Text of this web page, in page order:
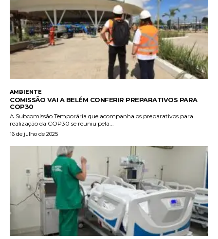
AMBIENTE
COMISSÃO VAI A BELÉM CONFERIR PREPARATIVOS PARA
COP30
A Subcomissão Temporária que acompanha os preparativos para
realização da COP30 se reuniu pela...
16 de julho de 2025